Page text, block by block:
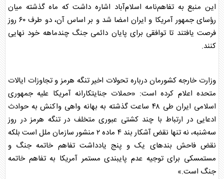
این منبع به تفاهم‌نامه اسلام‌آباد اشاره داشت که ماه گذشته میان
رؤسای جمهور آمریکا و ایران امضا شد و بر اساس آن، دو طرف ۶۰ روز
فرصت یافتند تا توافقی برای پایان دائمی جنگ چندماهه خود نهایی
کنند.
وزارت خارجه کشورمان درباره تحولات اخیر تنگه هرمز و تجاوزات ایالات
متحده اعلام کرده است: «حملات جنایتکارانه آمریکا علیه جمهوری
اسلامی ایران طی ۴۸ ساعت گذشته به بهانه واهی واکنش به حوادث
ادعایی در ارتباط با چند کشتی عبوری متخلف در تنگه هرمز در روز
سه‌شنبه، نه تنها نقض آشکار بند ۴ ماده ۲ منشور سازمان ملل است بلکه
نقض فاحش بندهای یک و پنج یادداشت تفاهم خاتمه جنگ و
مستمسکی برای توجیه عدم پایبندی مستمر آمریکا به تفاهم خاتمه
جنگ است.»